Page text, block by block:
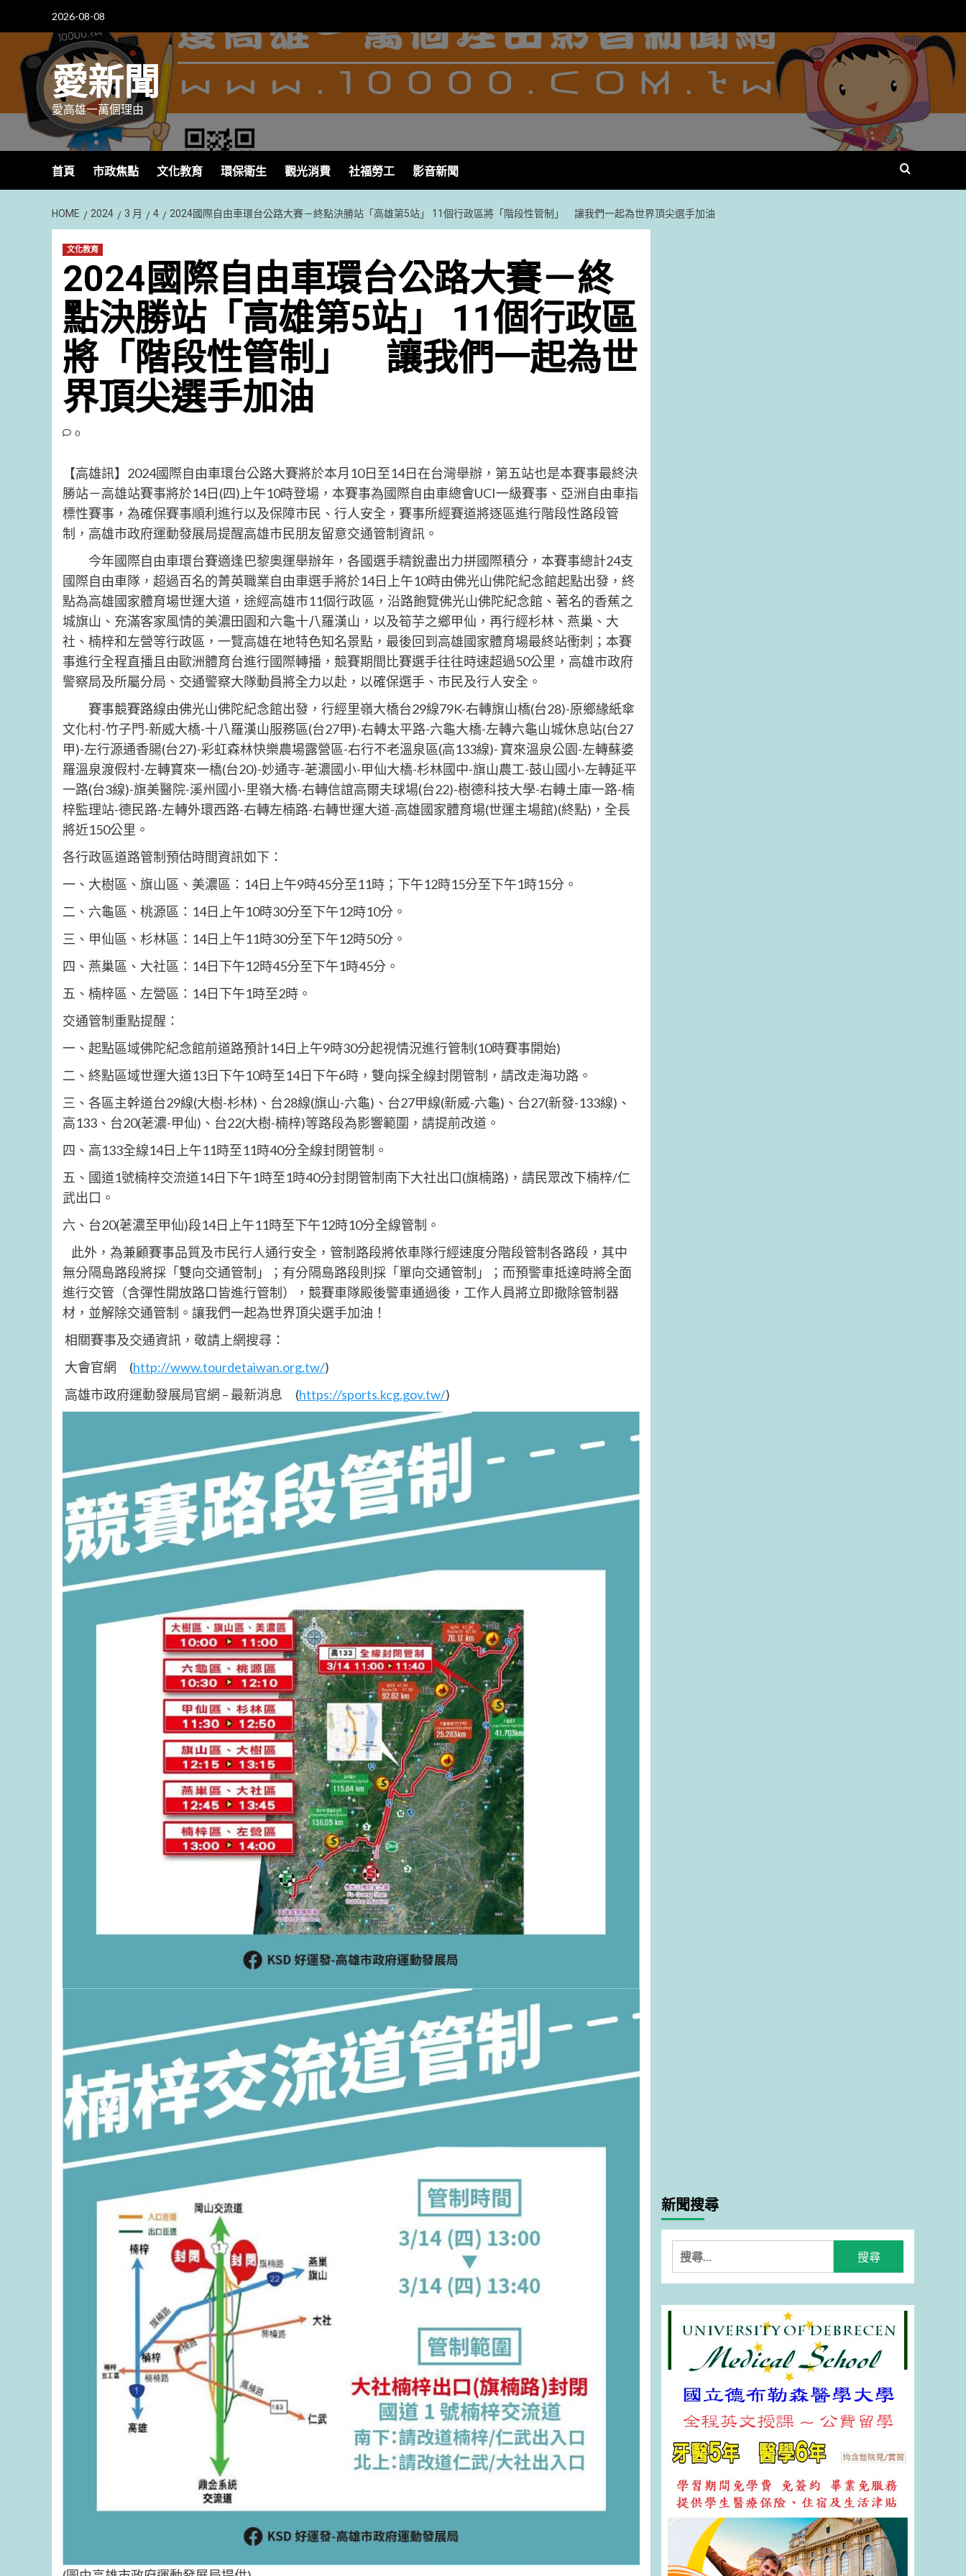
2026-08-08
愛新聞
愛高雄一萬個理由
首頁 市政焦點 文化教育 環保衛生 觀光消費 社福勞工 影音新聞
HOME 2024 3 月 4 2024國際自由車環台公路大賽－終點決勝站「高雄第5站」 11個行政區將「階段性管制」 讓我們一起為世界頂尖選手加油
文化教育
2024國際自由車環台公路大賽－終
點決勝站「高雄第5站」 11個行政區
將「階段性管制」 讓我們一起為世
界頂尖選手加油
0
【高雄訊】2024國際自由車環台公路大賽將於本月10日至14日在台灣舉辦，第五站也是本賽事最終決
勝站－高雄站賽事將於14日(四)上午10時登場，本賽事為國際自由車總會UCI一級賽事、亞洲自由車指
標性賽事，為確保賽事順利進行以及保障市民、行人安全，賽事所經賽道將逐區進行階段性路段管
制，高雄市政府運動發展局提醒高雄市民朋友留意交通管制資訊。
今年國際自由車環台賽適逢巴黎奧運舉辦年，各國選手精銳盡出力拼國際積分，本賽事總計24支
國際自由車隊，超過百名的菁英職業自由車選手將於14日上午10時由佛光山佛陀紀念館起點出發，終
點為高雄國家體育場世運大道，途經高雄市11個行政區，沿路飽覽佛光山佛陀紀念館、著名的香蕉之
城旗山、充滿客家風情的美濃田園和六龜十八羅漢山，以及筍芋之鄉甲仙，再行經杉林、燕巢、大
社、楠梓和左營等行政區，一覽高雄在地特色知名景點，最後回到高雄國家體育場最終站衝刺；本賽
事進行全程直播且由歐洲體育台進行國際轉播，競賽期間比賽選手往往時速超過50公里，高雄市政府
警察局及所屬分局、交通警察大隊動員將全力以赴，以確保選手、市民及行人安全。
賽事競賽路線由佛光山佛陀紀念館出發，行經里嶺大橋台29線79K-右轉旗山橋(台28)-原鄉緣紙傘
文化村-竹子門-新威大橋-十八羅漢山服務區(台27甲)-右轉太平路-六龜大橋-左轉六龜山城休息站(台27
甲)-左行源通香腸(台27)-彩虹森林快樂農場露營區-右行不老溫泉區(高133線)- 寶來溫泉公園-左轉蘇婆
羅溫泉渡假村-左轉寶來一橋(台20)-妙通寺-荖濃國小-甲仙大橋-杉林國中-旗山農工-鼓山國小-左轉延平
一路(台3線)-旗美醫院-溪州國小-里嶺大橋-右轉信誼高爾夫球場(台22)-樹德科技大學-右轉土庫一路-楠
梓監理站-德民路-左轉外環西路-右轉左楠路-右轉世運大道-高雄國家體育場(世運主場館)(終點)，全長
將近150公里。
各行政區道路管制預估時間資訊如下：
一、大樹區、旗山區、美濃區：14日上午9時45分至11時；下午12時15分至下午1時15分。
二、六龜區、桃源區：14日上午10時30分至下午12時10分。
三、甲仙區、杉林區：14日上午11時30分至下午12時50分。
四、燕巢區、大社區：14日下午12時45分至下午1時45分。
五、楠梓區、左營區：14日下午1時至2時。
交通管制重點提醒：
一、起點區域佛陀紀念館前道路預計14日上午9時30分起視情況進行管制(10時賽事開始)
二、終點區域世運大道13日下午10時至14日下午6時，雙向採全線封閉管制，請改走海功路。
三、各區主幹道台29線(大樹-杉林)、台28線(旗山-六龜)、台27甲線(新威-六龜)、台27(新發-133線)、
高133、台20(荖濃-甲仙)、台22(大樹-楠梓)等路段為影響範圍，請提前改道。
四、高133全線14日上午11時至11時40分全線封閉管制。
五、國道1號楠梓交流道14日下午1時至1時40分封閉管制南下大社出口(旗楠路)，請民眾改下楠梓/仁
武出口。
六、台20(荖濃至甲仙)段14日上午11時至下午12時10分全線管制。
此外，為兼顧賽事品質及市民行人通行安全，管制路段將依車隊行經速度分階段管制各路段，其中
無分隔島路段將採「雙向交通管制」；有分隔島路段則採「單向交通管制」；而預警車抵達時將全面
進行交管（含彈性開放路口皆進行管制），競賽車隊殿後警車通過後，工作人員將立即撤除管制器
材，並解除交通管制。讓我們一起為世界頂尖選手加油！
相關賽事及交通資訊，敬請上網搜尋：
大會官網 (http://www.tourdetaiwan.org.tw/)
高雄市政府運動發展局官網 – 最新消息 (https://sports.kcg.gov.tw/)
新聞搜尋
搜
尋
關
鍵